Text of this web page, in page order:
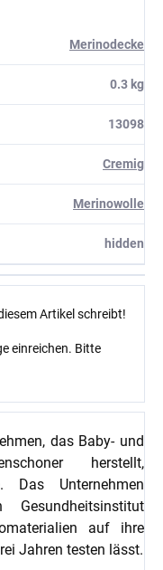
Merinodecke
0.3 kg
13098
Cremig
Merinowolle
hidden
Artikel schreibt!
einreichen. Bitte
das Baby- und
herstellt,
Das Unternehmen
auf ihre
Jahren testen lässt.